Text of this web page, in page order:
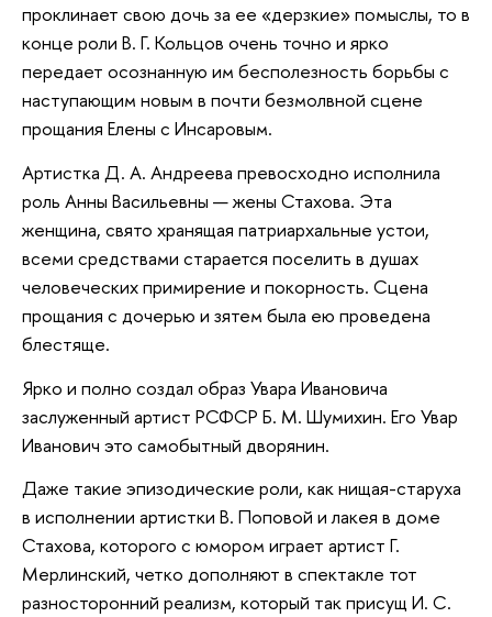
проклинает свою дочь за ее «дерзкие» помыслы, то в
конце роли В. Г. Кольцов очень точно и ярко
передает осознанную им бесполезность борьбы с
наступающим новым в почти безмолвной сцене
прощания Елены с Инсаровым.
Артистка Д. А. Андреева превосходно исполнила
роль Анны Васильевны — жены Стахова. Эта
женщина, свято хранящая патриархальные устои,
всеми средствами старается поселить в душах
человеческих примирение и покорность. Сцена
прощания с дочерью и зятем была ею проведена
блестяще.
Ярко и полно создал образ Увара Ивановича
заслуженный артист РСФСР Б. М. Шумихин. Его Увар
Иванович это самобытный дворянин.
Даже такие эпизодические роли, как нищая-старуха
в исполнении артистки В. Поповой и лакея в доме
Стахова, которого с юмором играет артист Г.
Мерлинский, четко дополняют в спектакле тот
разносторонний реализм, который так присущ И. С.